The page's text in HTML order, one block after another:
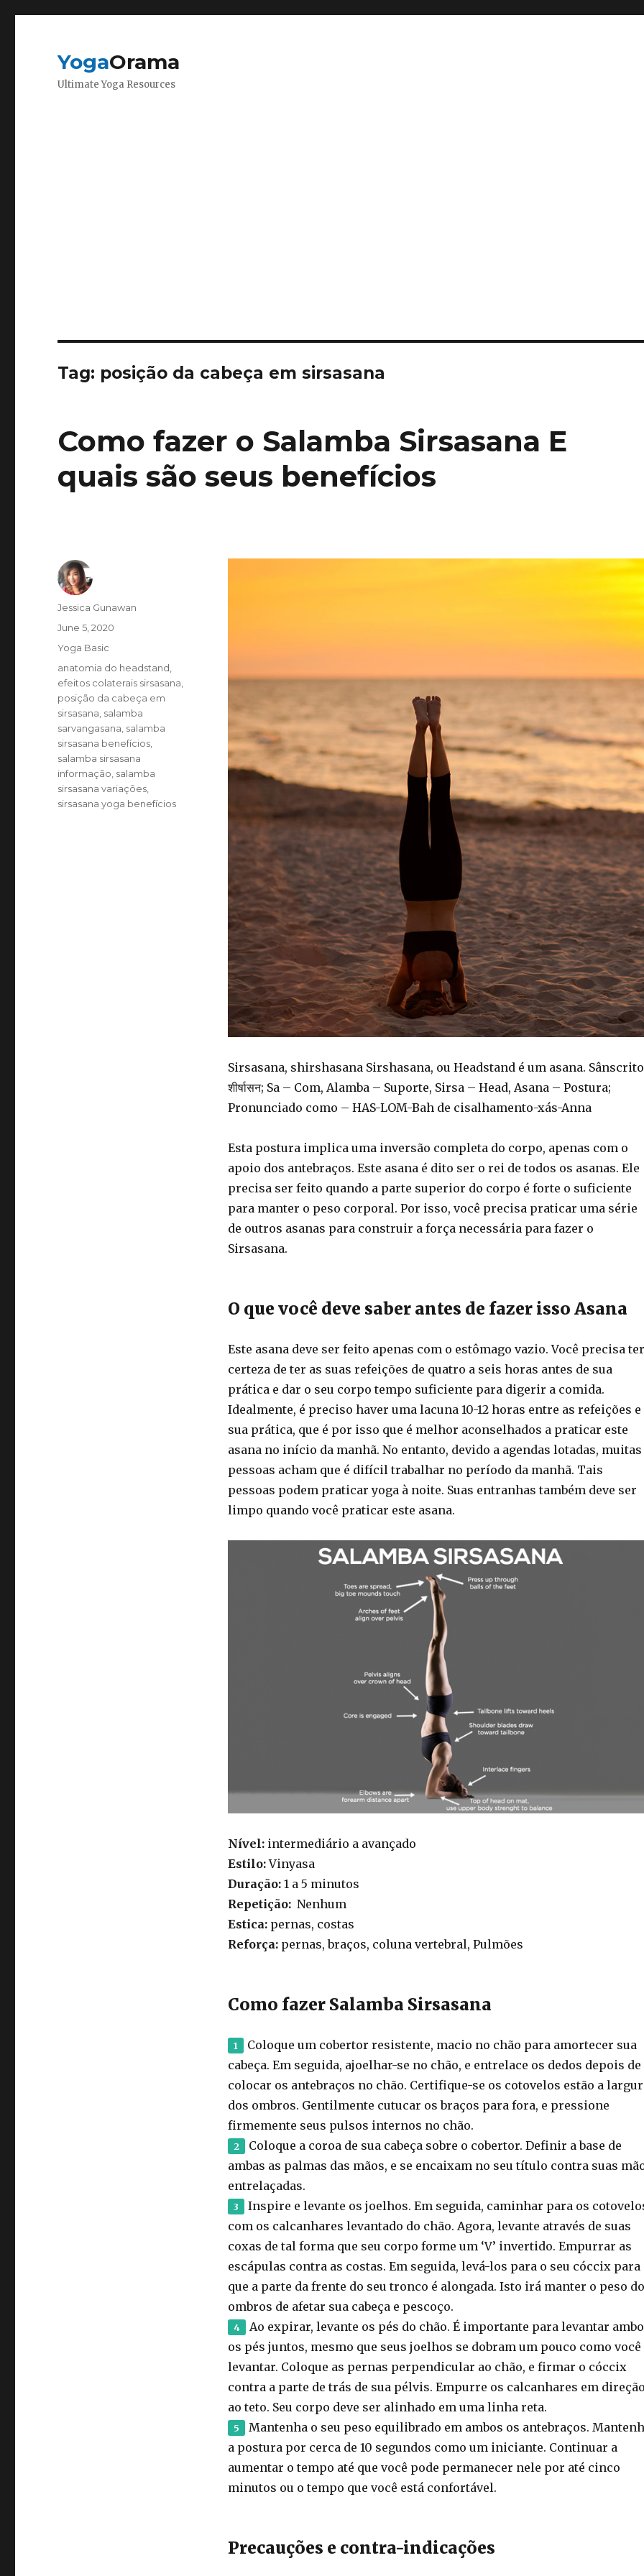
YogaOrama
Ultimate Yoga Resources
Tag: posição da cabeça em sirsasana
Como fazer o Salamba Sirsasana E
quais são seus benefícios
Sirsasana, shirshasana Sirshasana, ou Headstand é um asana.
शीर्षासन; Sa – Com, Alamba – Suporte, Sirsa – Head, Asana – Postura;
Pronunciado como – HAS-LOM-Bah de cisalhamento-xás-Anna
Esta postura implica uma inversão completa do corpo, apenas com o
apoio dos antebraços. Este asana é dito ser o rei de todos os asanas. Ele
precisa ser feito quando a parte superior do corpo é forte o suficiente
para manter o peso corporal. Por isso, você precisa praticar uma série
de outros asanas para construir a força necessária para fazer o
Sirsasana.
O que você deve saber antes de fazer isso Asana
Este asana deve ser feito apenas com o estômago vazio. Você precisa ter
certeza de ter as suas refeições de quatro a seis horas antes de sua
prática e dar o seu corpo tempo suficiente para digerir a comida.
Idealmente, é preciso haver uma lacuna 10-12 horas entre as refeições e
sua prática, que é por isso que é melhor aconselhados a praticar este
asana no início da manhã. No entanto, devido a agendas lotadas, muitas
pessoas acham que é difícil trabalhar no período da manhã. Tais
pessoas podem praticar yoga à noite. Suas entranhas também deve ser
limpo quando você praticar este asana.
Nível:intermediário a avançado
Estilo:Vinyasa
Duração:1 a 5 minutos
Repetição:Nenhum
Estica:pernas, costas
Reforça:pernas, braços, coluna vertebral, Pulmões
Como fazer Salamba Sirsasana
Coloque um cobertor resistente, macio no chão para amortecer sua
cabeça. Em seguida, ajoelhar-se no chão, e entrelace os dedos depois de
colocar os antebraços no chão. Certifique-se os cotovelos estão a
dos ombros. Gentilmente cutucar os braços para fora, e pressione
firmemente seus pulsos internos no chão.
Coloque a coroa de sua cabeça sobre o cobertor. Definir a base de
ambas as palmas das mãos, e se encaixam no seu título contra suas
entrelaçadas.
Inspire e levante os joelhos. Em seguida, caminhar para os
com os calcanhares levantado do chão. Agora, levante através de suas
coxas de tal forma que seu corpo forme um ‘V’ invertido. Empurrar as
escápulas contra as costas. Em seguida, levá-los para o seu cóccix para
que a parte da frente do seu tronco é alongada. Isto irá manter o peso
ombros de afetar sua cabeça e pescoço.
Ao expirar, levante os pés do chão. É importante para levantar
os pés juntos, mesmo que seus joelhos se dobram um pouco como você
levantar. Coloque as pernas perpendicular ao chão, e firmar o cóccix
contra a parte de trás de sua pélvis. Empurre os calcanhares em
ao teto. Seu corpo deve ser alinhado em uma linha reta.
Mantenha o seu peso equilibrado em ambos os antebraços.
a postura por cerca de 10 segundos como um iniciante. Continuar a
aumentar o tempo até que você pode permanecer nele por até cinco
minutos ou o tempo que você está confortável.
Precauções e contra-indicações
Author
Jessica Gunawan
Posted
June 5, 2020
Categories
Yoga Basic
Tags
anatomia do headstand
efeitos colaterais sirsasana
posição da cabeça em
sirsasana salamba
sarvangasana salamba
sirsasana benefícios
salamba sirsasana
informação salamba
sirsasana variações
sirsasana yoga benefícios